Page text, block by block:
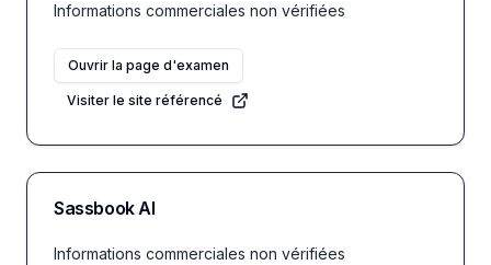
Informations commerciales non vérifiées
Ouvrir la page d'examen
Visiter le site référencé
Sassbook AI
Informations commerciales non vérifiées